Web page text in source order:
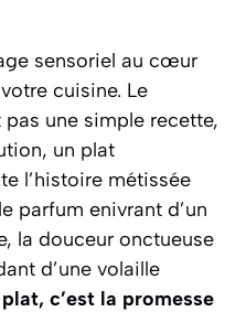
sensoriel au cœur
cuisine. Le
une simple recette,
un plat
l’histoire métissée
parfum enivrant d’un
la douceur onctueuse
d’une volaille
c’est la promesse